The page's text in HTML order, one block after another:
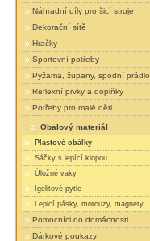
Náhradní díly pro šicí stroje
Dekorační sítě
Hračky
Sportovní potřeby
Pyžama, župany, spodní prádlo
Reflexní prvky a doplňky
Potřeby pro malé děti
Obalový materiál
Plastové obálky
Sáčky s lepící klopou
Úložné vaky
Igelitové pytle
Lepicí pásky, motouzy, magnety
Pomocníci do domácnosti
Dárkové poukazy